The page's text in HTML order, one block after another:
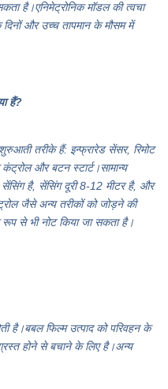
है।एनिमेट्रोनिक मॉडल की त्वचा
और उच्च तापमान के मौसम में
हैं?
तरीके हैं: इन्फ्रारेड सेंसर, रिमोट
और बटन स्टार्ट।सामान्य
सेंसिंग है, सेंसिंग दूरी 8-12 मीटर है, और
जैसे अन्य तरीकों को जोड़ने की
रूप से भी नोट किया जा सकता है।
है।बबल फिल्म उत्पाद को परिवहन के
होने से बचाने के लिए है।अन्य